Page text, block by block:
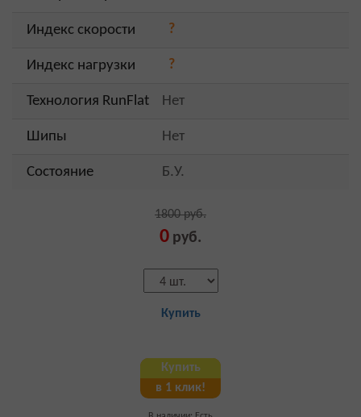
Индекс скорости ?
Индекс нагрузки ?
Технология RunFlat Нет
Шипы Нет
Состояние Б.У.
1800 руб.
0 руб.
Купить
Купить
в 1 клик!